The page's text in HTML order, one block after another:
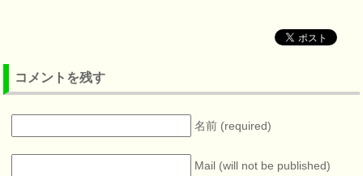
コメントを残す
名前 (required)
Mail (will not be published)